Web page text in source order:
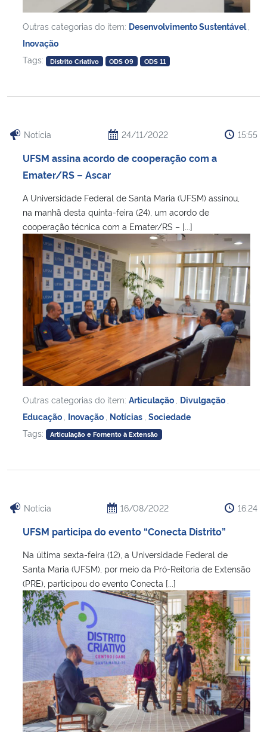
Outras categorias do item: Desenvolvimento Sustentável
Inovação
Tags:
Distrito Criativo ODS 09 ODS 11
Notícia 24/11/2022 15:55
UFSM assina acordo de cooperação com a
Emater/RS – Ascar
A Universidade Federal de Santa Maria (UFSM) assinou,
na manhã desta quinta-feira (24), um acordo de
cooperação técnica com a Emater/RS – [...]
Outras categorias do item: Articulação Divulgação
Educação Inovação Notícias Sociedade
Tags:
Articulação e Fomento à Extensão
Notícia 16/08/2022 16:24
UFSM participa do evento “Conecta Distrito”
Na última sexta-feira (12), a Universidade Federal de
Santa Maria (UFSM), por meio da Pró-Reitoria de Extensão
(PRE), participou do evento Conecta [...]